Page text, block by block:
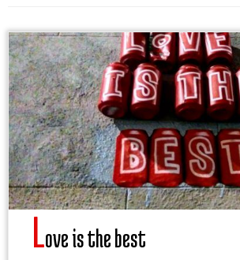
Love is the best